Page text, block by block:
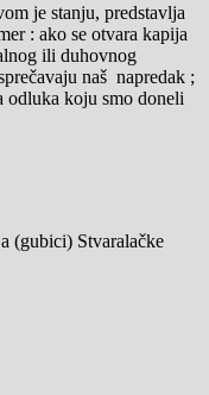
je stanju, predstavlja
: ako se otvara kapija
ili duhovnog
naš napredak ;
odluka koju smo doneli
(gubici) Stvaralačke